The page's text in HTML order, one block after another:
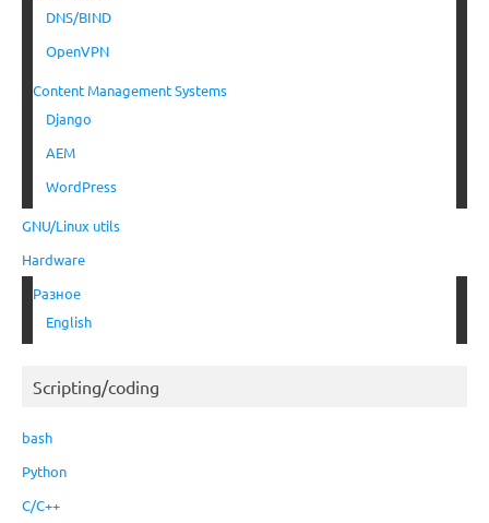
DNS/BIND
OpenVPN
Content Management Systems
Django
AEM
WordPress
GNU/Linux utils
Hardware
Разное
English
Scripting/coding
bash
Python
C/C++